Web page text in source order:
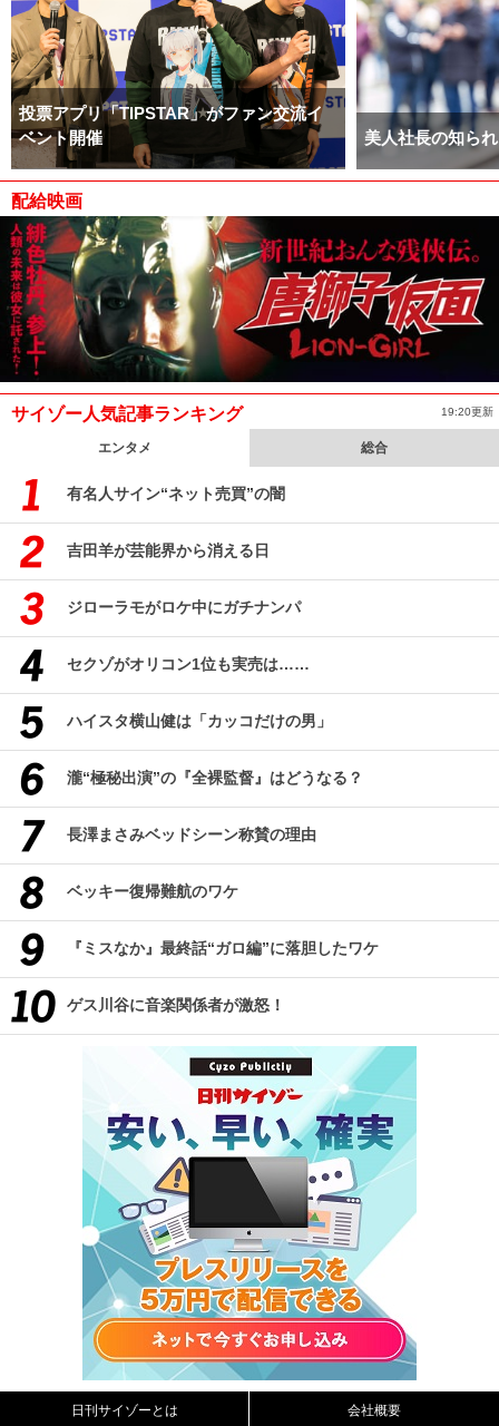
投票アプリ「TIPSTAR」がファン交流イ
ベント開催
美人社長の知ら
配給映画
サイゾー人気記事ランキング 19:20更新
エンタメ 総合
有名人サイン“ネット売買”の闇
吉田羊が芸能界から消える日
ジローラモがロケ中にガチナンパ
セクゾがオリコン1位も実売は……
ハイスタ横山健は「カッコだけの男」
瀧“極秘出演”の『全裸監督』はどうなる？
長澤まさみベッドシーン称賛の理由
ベッキー復帰難航のワケ
『ミスなか』最終話“ガロ編”に落胆したワケ
ゲス川谷に音楽関係者が激怒！
日刊サイゾーとは 会社概要